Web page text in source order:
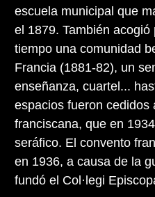
escuela municipal que
el 1879. También
tiempo una comunidad
Francia (1881-82), un
enseñanza, cuartel...
espacios fueron cedidos
franciscana, que en
seráfico. El convento
en 1936, a causa de la
fundó el Col·legi